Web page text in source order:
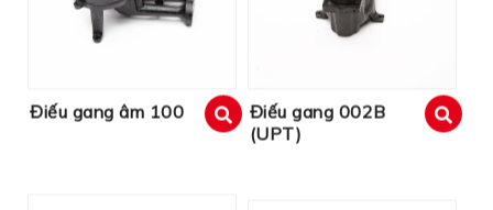
Điếu gang âm 100
Điếu gang 002B
(UPT)